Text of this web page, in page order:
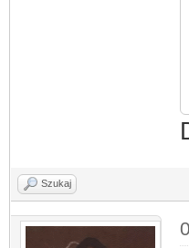
Szukaj